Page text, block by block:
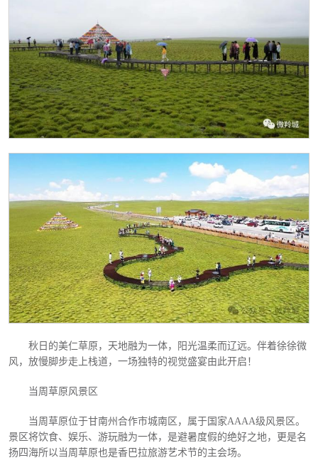
秋日的美仁草原，天地融为一体，阳光温柔而辽远。伴着徐徐微
风，放慢脚步走上栈道，一场独特的视觉盛宴由此开启！
当周草原风景区
当周草原位于甘南州合作市城南区，属于国家AAAA级风景区。
景区将饮食、娱乐、游玩融为一体，是避暑度假的绝好之地，更是名
扬四海所以当周草原也是香巴拉旅游艺术节的主会场。